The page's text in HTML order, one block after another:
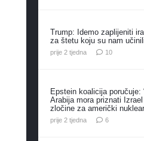
Trump: Idemo zaplijeniti
za štetu koju su nam učinili
prije 2 tjedna 10komentara
Epstein koalicija poručuje:
Arabija mora priznati
zločine za američki
prije 2 tjedna 6komentara